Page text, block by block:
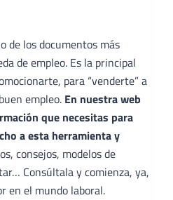
de los documentos más
de empleo. Es la principal
para “venderte” a
empleo. En nuestra web
que necesitas para
a esta herramienta y
consejos, modelos de
Consúltala y comienza, ya,
en el mundo laboral.